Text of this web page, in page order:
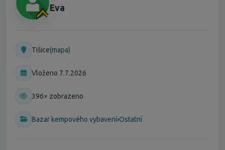
Eva
Tišice(mapa)
Vloženo 7.7.2026
396× zobrazeno
Bazar kempového vybavení›Ostatní